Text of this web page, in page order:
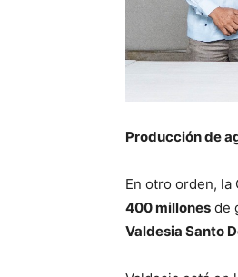
Producción de
En otro orden, la
400 millones de
Valdesia Santo